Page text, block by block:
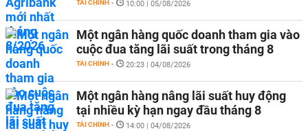
TÀI CHÍNH - 10:00 | 05/08/2026
Một ngân hàng quốc doanh tham gia vào
cuộc đua tăng lãi suất trong tháng 8
TÀI CHÍNH - 20:23 | 04/08/2026
Một ngân hàng nâng lãi suất huy động
tại nhiều kỳ hạn ngay đầu tháng 8
TÀI CHÍNH - 14:00 | 04/08/2026